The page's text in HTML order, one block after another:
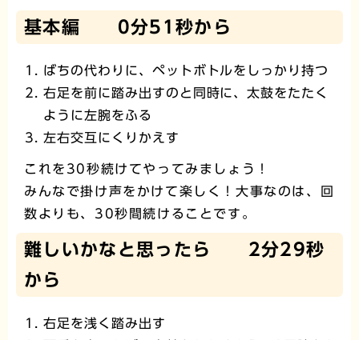
基本編 0分51秒から
ばちの代わりに、ペットボトルをしっかり持つ
右足を前に踏み出すのと同時に、太鼓をたたく
ように左腕をふる
左右交互にくりかえす
これを30秒続けてやってみましょう！
みんなで掛け声をかけて楽しく！大事なのは、回
数よりも、30秒間続けることです。
難しいかなと思ったら 2分29秒
から
右足を浅く踏み出す